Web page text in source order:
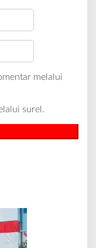
melalui
surel.